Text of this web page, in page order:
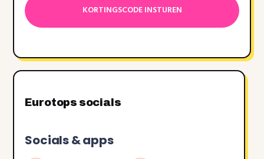
MM
dash
Eurotops socials
Socials & apps